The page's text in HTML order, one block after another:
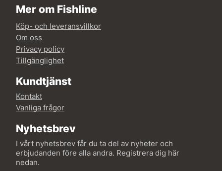
Mer om Fishline
Köp- och leveransvillkor
Om oss
Privacy policy
Tillgänglighet
Kundtjänst
Kontakt
Vanliga frågor
Nyhetsbrev
I vårt nyhetsbrev får du ta del av nyheter och
erbjudanden före alla andra. Registrera dig här
nedan.